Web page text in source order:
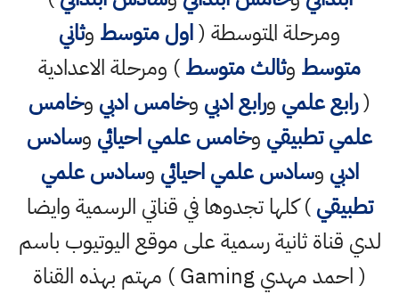
ومرحلة المتوسطة (اول متوسط وثاني
متوسط وثالث متوسط) ومرحلة الاعدادية
(رابع علمي ورابع ادبي وخامس ادبي وخامس
علمي تطبيقي وخامس علمي احيائي وسادس
ادبي وسادس علمي احيائي وسادس علمي
تطبيقي) كلها تجدوها في قناتي الرسمية وايضا
لدي قناة ثانية رسمية على موقع اليوتيوب باسم
( احمد مهدي Gaming ) مهتم بهذه القناة